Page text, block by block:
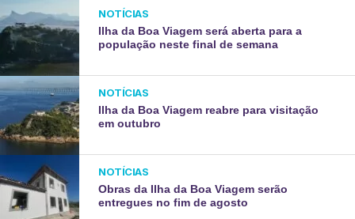
NOTÍCIAS
Ilha da Boa Viagem será aberta para a
população neste final de semana
NOTÍCIAS
Ilha da Boa Viagem reabre para visitação
em outubro
NOTÍCIAS
Obras da Ilha da Boa Viagem serão
entregues no fim de agosto